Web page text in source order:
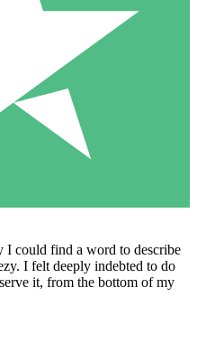
I could find a word to describe
I felt deeply indebted to do
it, from the bottom of my